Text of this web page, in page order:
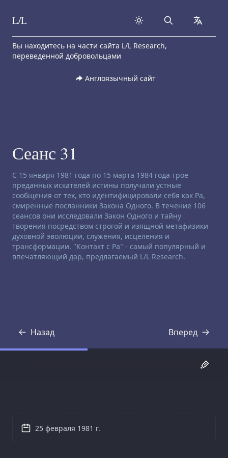
Skip to content
L/L Search
Вы находитесь на части сайта L/L Research,
переведенной добровольцами
Англоязычный сайт
Сеанс 31
Заявление об отказе от ответственности:
С 15 января 1981 года по 15 марта 1984 года трое
преданных искателей истины получали устные
сообщения от тех, кто идентифицировали себя как Ра,
смиренные посланники Закона Одного. В течение 106
сеансов они исследовали Закон Одного и тайну
творения посредством строгой и изящной метафизики
духовной эволюции, служения, исцеления и
трансформации. "Контакт с Ра" - самый популярный и
впечатляющий дар, предлагаемый L/L Research.
Назад
Стенограмма Вперед
Стенограмма
25 февраля 1981 г.